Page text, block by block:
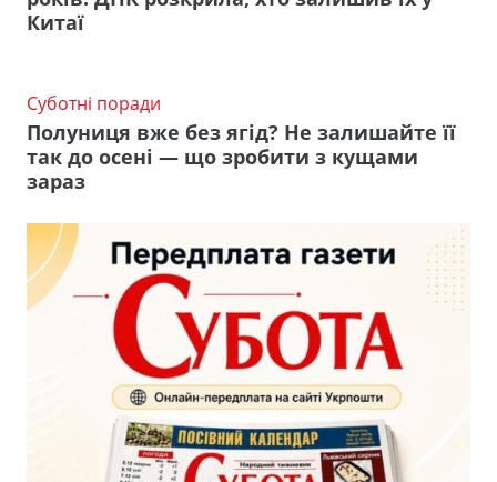
Китаї
Суботні поради
Полуниця вже без ягід? Не залишайте її
так до осені — що зробити з кущами
зараз